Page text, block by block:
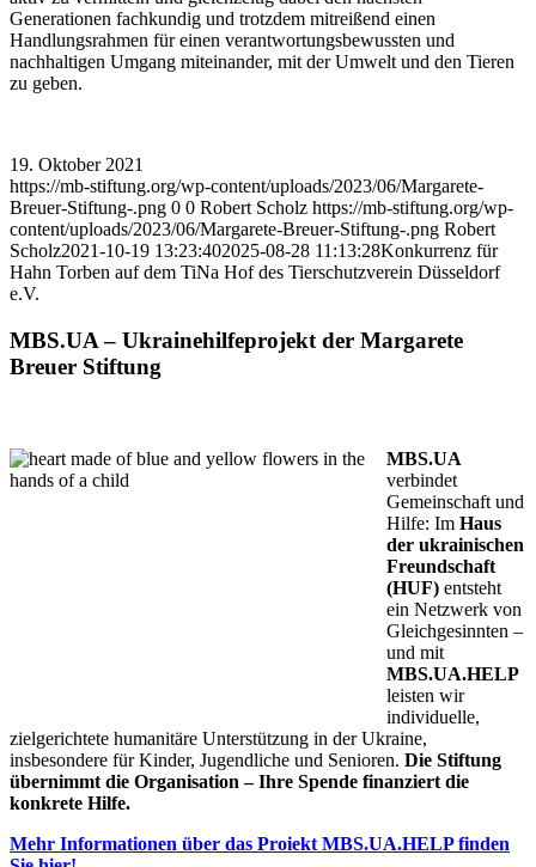
Generationen fachkundig und trotzdem mitreißend einen
Handlungsrahmen für einen verantwortungsbewussten und
nachhaltigen Umgang miteinander, mit der Umwelt und den Tieren
zu geben.
19. Oktober 2021
https://mb-stiftung.org/wp-content/uploads/2023/06/Margarete-
Breuer-Stiftung-.png 0 0 Robert Scholz https://mb-stiftung.org/wp-
content/uploads/2023/06/Margarete-Breuer-Stiftung-.png Robert
Scholz2021-10-19 13:23:402025-08-28 11:13:28Konkurrenz für
Hahn Torben auf dem TiNa Hof des Tierschutzverein Düsseldorf
e.V.
MBS.UA – Ukrainehilfeprojekt der Margarete
Breuer Stiftung
MBS.UA
verbindet
Gemeinschaft und
Hilfe: Im Haus
der ukrainischen
Freundschaft
(HUF) entsteht
ein Netzwerk von
Gleichgesinnten –
und mit
MBS.UA.HELP
leisten wir
individuelle,
zielgerichtete humanitäre Unterstützung in der Ukraine,
insbesondere für Kinder, Jugendliche und Senioren. Die Stiftung
übernimmt die Organisation – Ihre Spende finanziert die
konkrete Hilfe.
Mehr Informationen über das Proiekt MBS.UA.HELP finden